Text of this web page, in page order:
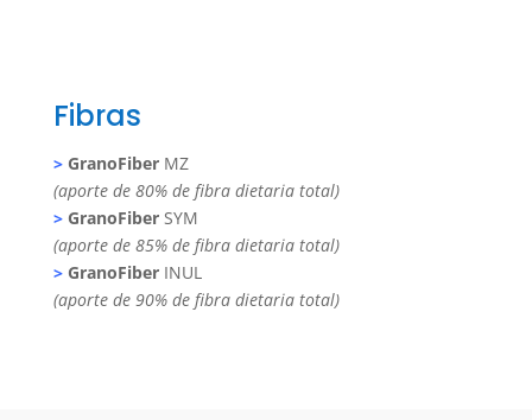
Fibras
> GranoFiber MZ
(aporte de 80% de fibra dietaria total)
> GranoFiber SYM
(aporte de 85% de fibra dietaria total)
> GranoFiber INUL
(aporte de 90% de fibra dietaria total)